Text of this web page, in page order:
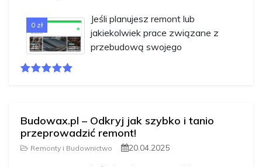
0 zł
Jeśli planujesz remont lub
jakiekolwiek prace związane z
przebudową swojego
Budowax.pl – Odkryj jak szybko i tanio
przeprowadzić remont!
Remonty i Budownictwo 20.04.2025